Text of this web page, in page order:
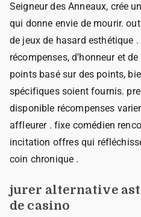
Seigneur des Anneaux, crée
qui donne envie de mourir.
de jeux de hasard esthétique
récompenses, d’honneur et
points basé sur des points,
spécifiques soient fournis.
disponible récompenses
affleurer . fixe comédien
incitation offres qui
coin chronique .
jurer alternative
de casino